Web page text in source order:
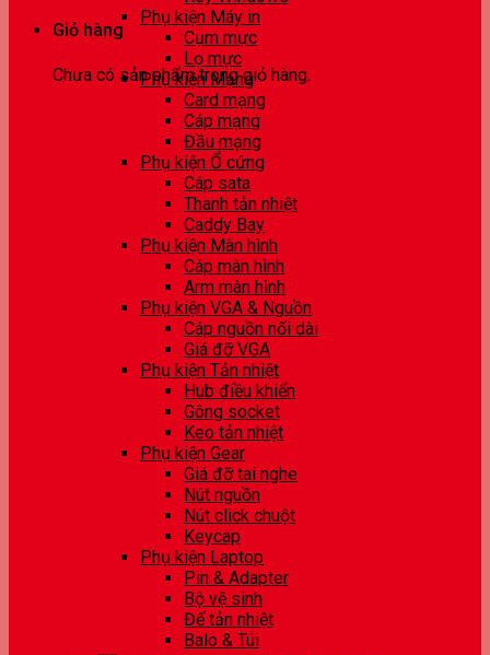
Giỏ hàng
Chưa có sản phẩm trong giỏ hàng.
Phụ kiện Máy in
Cụm mực
Lọ mực
Phụ kiện Mạng
Card mạng
Cáp mạng
Đầu mạng
Phụ kiện Ổ cứng
Cáp sata
Thanh tản nhiệt
Caddy Bay
Phụ kiện Màn hình
Cáp màn hình
Arm màn hình
Phụ kiện VGA & Nguồn
Cáp nguồn nối dài
Giá đỡ VGA
Phụ kiện Tản nhiệt
Hub điều khiển
Gông socket
Keo tản nhiệt
Phụ kiện Gear
Giá đỡ tai nghe
Nút nguồn
Nút click chuột
Keycap
Phụ kiện Laptop
Pin & Adapter
Bộ vệ sinh
Đế tản nhiệt
Balo & Túi